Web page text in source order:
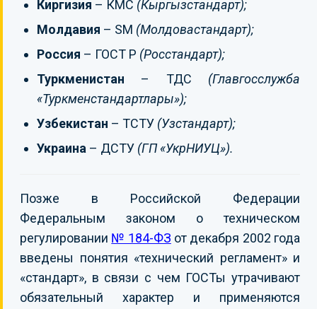
Киргизия – КМС (Кыргызстандарт);
Молдавия – SM (Молдовастандарт);
Россия – ГОСТ Р (Росстандарт);
Туркменистан – ТДС (Главгосслужба
«Туркменстандартлары»);
Узбекистан – ТСТУ (Узстандарт);
Украина – ДСТУ (ГП «УкрНИУЦ»).
Позже в Российской Федерации
Федеральным законом о техническом
регулировании № 184-ФЗ от декабря 2002 года
введены понятия «технический регламент» и
«стандарт», в связи с чем ГОСТы утрачивают
обязательный характер и применяются